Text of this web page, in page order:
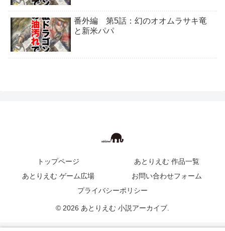
番外編 第5話：幻のオオムラサキ竜
と新米パパ
トップページ
あとりえむ 作品一覧
あとりえむ ゲーム広場
お問い合わせフォーム
プライバシーポリシー
© 2026 あとりえむ 小説アーカイブ.